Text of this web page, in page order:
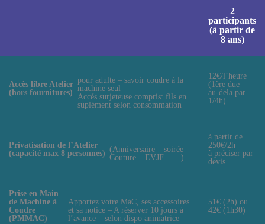
2
participants
(à partir de
8 ans)
Accès libre Atelier
(hors fournitures)
pour adulte – savoir coudre à la
machine seul
Accés surjeteuse compris: fils en
suplément selon consommation
12€/l’heure
(1ère due –
au-dela par
1/4h)
Privatisation de l’Atelier
(capacité max 8 personnes) (Anniversaire – soirée
Couture – EVJF – …)
à partir de
250€/2h
à préciser par
devis
Prise en Main
de Machine à
Coudre
(PMMAC)
Apportez votre MàC, ses accessoires
et sa notice – A réserver 10 jours à
l’avance – selon dispo animatrice
51€ (2h) ou
42€ (1h30)